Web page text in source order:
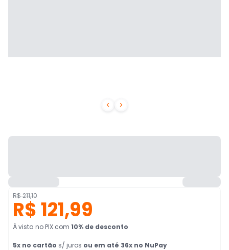
 
R$ 211,10
R$ 121,99
À vista no PIX com 10% de desconto
5x no cartão s/ juros ou em até 36x no NuPay